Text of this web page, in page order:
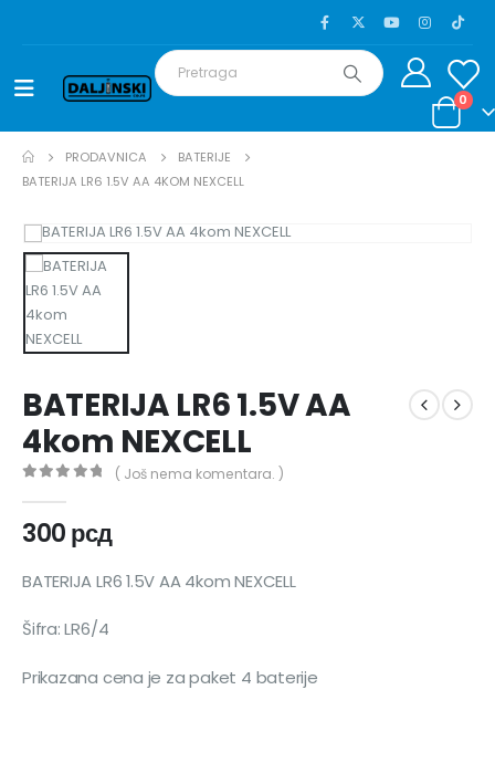
0
PRODAVNICA
BATERIJE
BATERIJA LR6 1.5V AA 4KOM NEXCELL
BATERIJA LR6 1.5V AA
4kom NEXCELL
( Još nema komentara. )
300рсд
BATERIJA LR6 1.5V AA 4kom NEXCELL
Šifra: LR6/4
Prikazana cena je za paket 4 baterije